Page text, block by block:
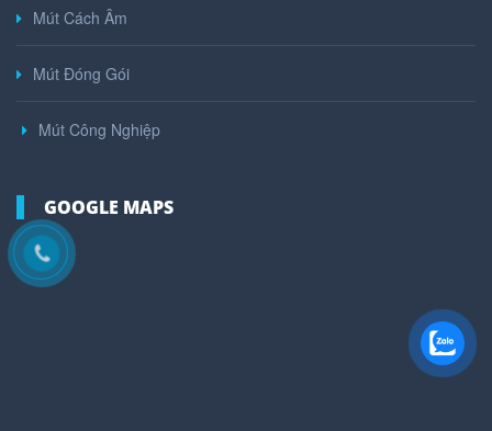
Mút Cách Âm
Mút Đóng Gói
Mút Công Nghiệp
GOOGLE MAPS